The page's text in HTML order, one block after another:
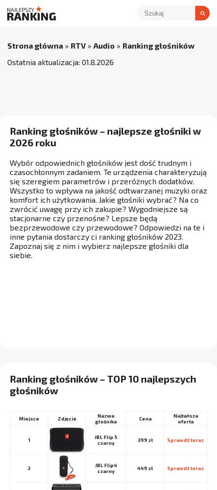
Strona główna » RTV » Audio » Ranking głośników
Ostatnia aktualizacja: 01.8.2026
Ranking głośników – najlepsze głośniki w
2026 roku
Wybór odpowiednich głośników jest dość trudnym i
czasochłonnym zadaniem. Te urządzenia charakteryzują
się szeregiem parametrów i przeróżnych dodatków.
Wszystko to wpływa na jakość odtwarzanej muzyki oraz
komfort ich użytkowania. Jakie głośniki wybrać? Na co
zwrócić uwagę przy ich zakupie? Wygodniejsze są
stacjonarne czy przenośne? Lepsze będą
bezprzewodowe czy przewodowe? Odpowiedzi na te i
inne pytania dostarczy ci ranking głośników 2023.
Zapoznaj się z nim i wybierz najlepsze głośniki dla
siebie.
Ranking głośników – TOP 10 najlepszych
głośników
Miejsce
Nazwa
głośnika
Cena
Najtańsza
oferta
1
JBL Flip 5
czarny
399 zł Sprawdź teraz
2
JBL Flip4
czarny
449 zł Sprawdź teraz